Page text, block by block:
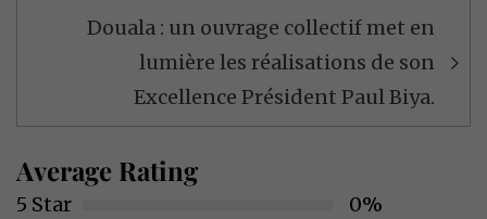
Douala : un ouvrage collectif met en
lumière les réalisations de son
Excellence Président Paul Biya.
Average Rating
5 Star
0%